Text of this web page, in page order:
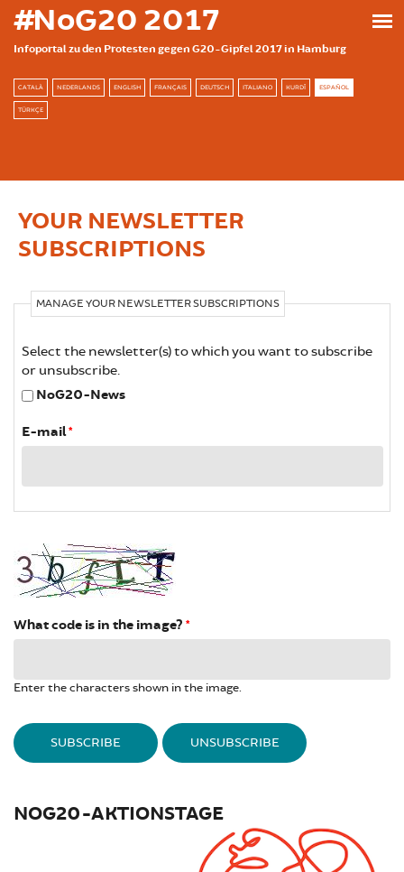
Skip to main content
#NoG20 2017
Infoportal zu den Protesten gegen G20-Gipfel 2017 in Hamburg
CATALÀ NEDERLANDS ENGLISH FRANÇAIS DEUTSCH ITALIANO KURDÎ ESPAÑOL
TÜRKÇE
YOUR NEWSLETTER
SUBSCRIPTIONS
MANAGE YOUR NEWSLETTER SUBSCRIPTIONS
Select the newsletter(s) to which you want to subscribe
or unsubscribe.
NoG20-News
E-mail*
What code is in the image? *
Enter the characters shown in the image.
NOG20-AKTIONSTAGE